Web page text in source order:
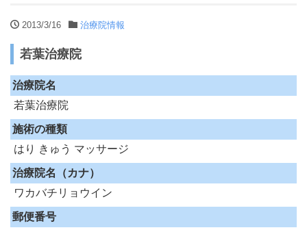
2013/3/16 治療院情報
若葉治療院
治療院名
若葉治療院
施術の種類
はり きゅう マッサージ
治療院名（カナ）
ワカバチリョウイン
郵便番号